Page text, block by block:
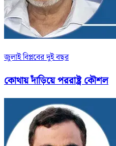
জুলাই বিপ্লবের দুই বছর
কোথায় দাঁড়িয়ে পররাষ্ট্র কৌশল